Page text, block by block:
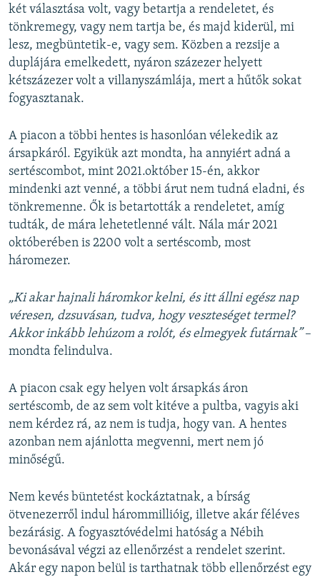
két választása volt, vagy betartja a rendeletet, és
tönkremegy, vagy nem tartja be, és majd kiderül, mi
lesz, megbüntetik-e, vagy sem. Közben a rezsije a
duplájára emelkedett, nyáron százezer helyett
kétszázezer volt a villanyszámlája, mert a hűtők sokat
fogyasztanak.
A piacon a többi hentes is hasonlóan vélekedik az
ársapkáról. Egyikük azt mondta, ha annyiért adná a
sertéscombot, mint 2021.október 15-én, akkor
mindenki azt venné, a többi árut nem tudná eladni, és
tönkremenne. Ők is betartották a rendeletet, amíg
tudták, de mára lehetetlenné vált. Nála már 2021
októberében is 2200 volt a sertéscomb, most
háromezer.
„Ki akar hajnali háromkor kelni, és itt állni egész nap
véresen, dzsuvásan, tudva, hogy veszteséget termel?
Akkor inkább lehúzom a rolót, és elmegyek futárnak”–
mondta felindulva.
A piacon csak egy helyen volt ársapkás áron
sertéscomb, de az sem volt kitéve a pultba, vagyis aki
nem kérdez rá, az nem is tudja, hogy van. A hentes
azonban nem ajánlotta megvenni, mert nem jó
minőségű.
Nem kevés büntetést kockáztatnak, a bírság
ötvenezerről indul hárommillióig, illetve akár féléves
bezárásig. A fogyasztóvédelmi hatóság a Nébih
bevonásával végzi az ellenőrzést a rendelet szerint.
Akár egy napon belül is tarthatnak több ellenőrzést egy